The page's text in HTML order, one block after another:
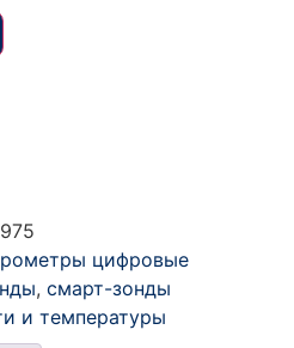
цифровые
, смарт-зонды
и температуры